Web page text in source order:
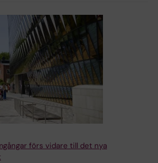
förs vidare till det nya